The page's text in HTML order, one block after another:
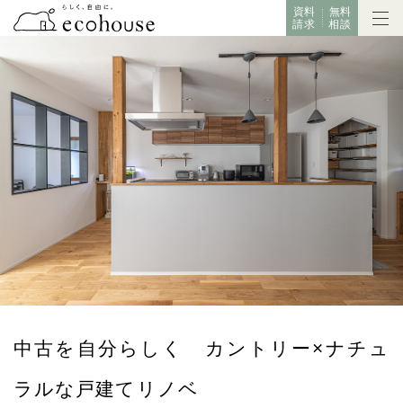
資料
請求
無料
相談
中古を自分らしく カントリー×ナチュ
ラルな戸建てリノベ